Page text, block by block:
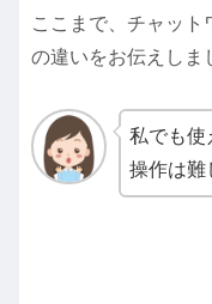
ここまで、チャット
の違いをお伝えしま
私でも使
操作は難